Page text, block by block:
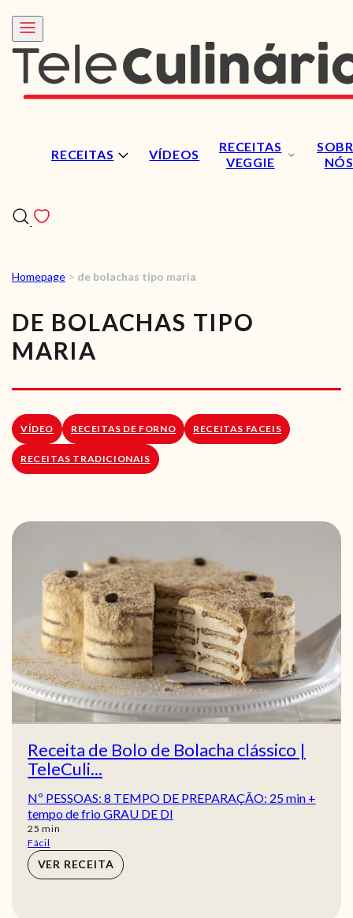
RECEITAS VÍDEOS
RECEITAS
VEGGIE
NÓS
RECEITAS
VÍDEOS
LOJA ONLINE
Homepage > de bolachas tipo maria
DE BOLACHAS TIPO
MARIA
VÍDEO RECEITAS DE FORNO RECEITAS FACEIS
RECEITAS TRADICIONAIS
Receita de Bolo de Bolacha clássico |
TeleCuli...
Nº PESSOAS: 8 TEMPO DE PREPARAÇÃO: 25 min +
tempo de frio GRAU DE DI
25 min
min
Fácil
VER RECEITA